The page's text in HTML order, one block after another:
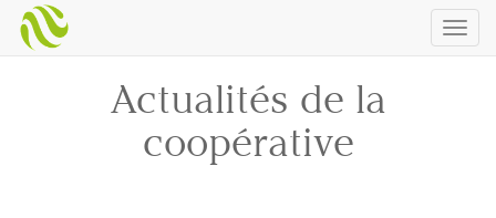
Actualités de la
coopérative